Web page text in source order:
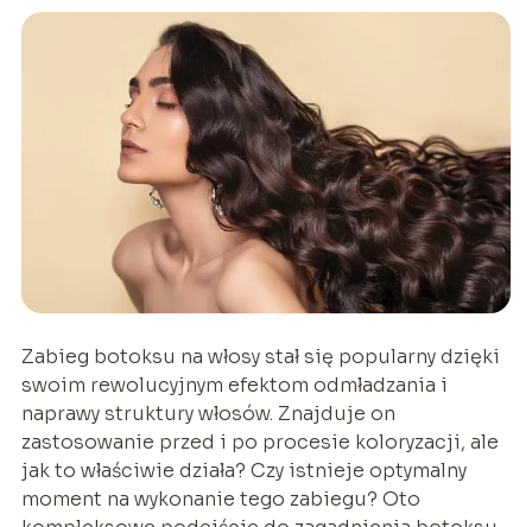
‍Zabieg botoksu na włosy stał się popularny dzięki
swoim rewolucyjnym efektom odmładzania i
naprawy struktury włosów. Znajduje on
zastosowanie przed i po procesie koloryzacji, ale
jak to właściwie działa? Czy istnieje optymalny
moment na wykonanie tego zabiegu? Oto